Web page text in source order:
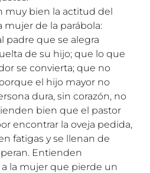
muy bien la actitud del
mujer de la parábola:
padre que se alegra
de su hijo; que lo que
se convierta; que no
el hijo mayor no
dura, sin corazón, no
bien que el pastor
encontrar la oveja pedida,
fatigas y se llenan de
Entienden
la mujer que pierde un